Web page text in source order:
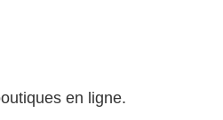
en ligne.